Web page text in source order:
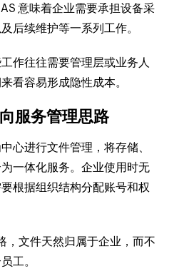
意味着企业需要承担设备采
后续维护等一系列工作。
作往往需要管理层或业务人
看容易形成隐性成本。
服务管理思路
心进行文件管理，将存储、
一体化服务。企业使用时无
根据组织结构分配账号和权
，文件天然归属于企业，而不
工。